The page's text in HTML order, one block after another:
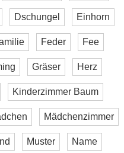
Dschungel Einhorn
Feder Fee
Gräser Herz
Kinderzimmer Baum
Mädchenzimmer
Muster Name